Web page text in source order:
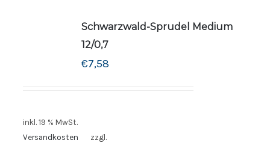
Schwarzwald-Sprudel Medium
12/0,7
€7,58
inkl. 19 % MwSt.
zzgl.
Versandkosten